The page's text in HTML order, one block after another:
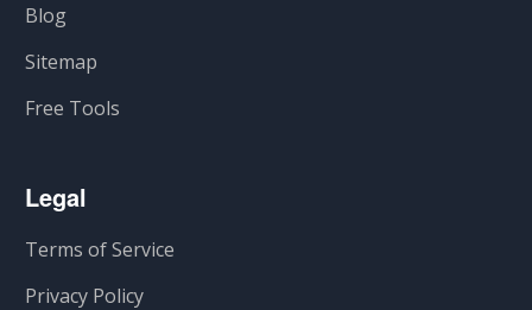
Blog
Sitemap
Free Tools
Legal
Terms of Service
Privacy Policy